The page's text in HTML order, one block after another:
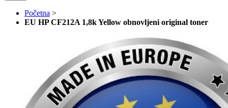
Početna >
EU HP CF212A 1,8k Yellow obnovljeni original toner